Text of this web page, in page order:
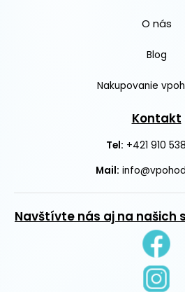
O nás
Blog
Nakupovanie
Kontakt
Tel: +421 910
Mail:
Navštívte nás aj na našich